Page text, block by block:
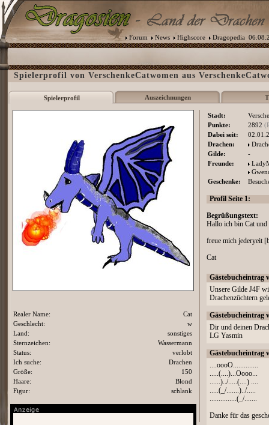
Forum News Highscore Dragopedia
Spielerprofil von VerschenkeCatwomen aus
Spielerprofil Auszeichnungen
Stadt:
Punkte:
2892
Dabei seit:
Drachen:
Gilde:
-
Freunde:
Geschenke:
Profil Seite 1:
Begrüßungstext:
Hallo ich bin Cat und
freue mich jederyeit
Cat
Gästebucheintrag
Unsere Gilde J4F
Drachenzüchtern
Gästebucheintrag
Dir und deinen
LG Yasmin
Gästebucheintrag
....oooO..............
.....(....)...Oooo...
......)../.....(....) ....
.....(_/.......)../.....
...............(_/.......
Danke für das
Realer Name:
Cat
Geschlecht:
w
Land:
sonstiges
Sternzeichen:
Wassermann
Status:
verlobt
Ich suche:
Drachen
Größe:
150
Haare:
Blond
Figur:
schlank